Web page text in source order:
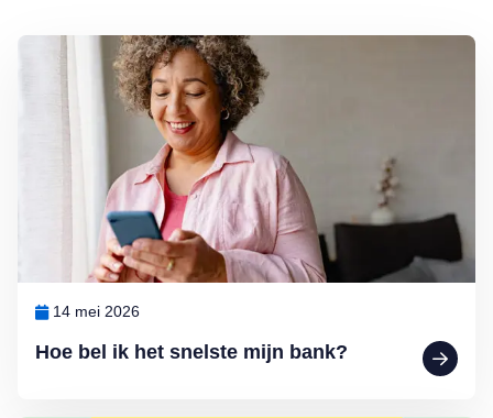
Hoe bel ik het snelste mijn bank?
14 mei 2026
Lees meer over Hoe bel ik het snelste mijn bank?